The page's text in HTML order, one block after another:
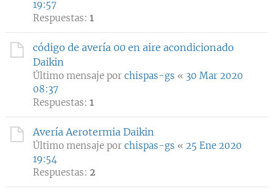
19:57
Respuestas: 1
código de avería 00 en aire acondicionado
Daikin
Último mensaje por chispas-gs « 30 Mar 2020
08:37
Respuestas: 1
Avería Aerotermia Daikin
Último mensaje por chispas-gs « 25 Ene 2020
19:54
Respuestas: 2